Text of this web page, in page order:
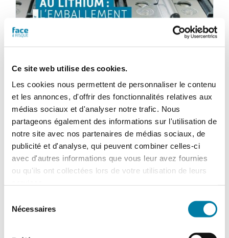
Ce site web utilise des cookies.
Les cookies nous permettent de personnaliser le contenu
et les annonces, d'offrir des fonctionnalités relatives aux
médias sociaux et d'analyser notre trafic. Nous
partageons également des informations sur l'utilisation de
notre site avec nos partenaires de médias sociaux, de
publicité et d'analyse, qui peuvent combiner celles-ci
avec d'autres informations que vous leur avez fournies
ou qu'ils ont collectées lors de votre utilisation de leurs
Nécessaires
Face au Risque
Magazine numérique n° 606 –
Mars-avril 2025